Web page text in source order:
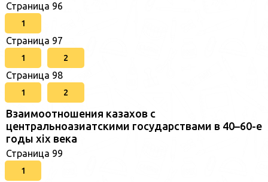
Страница 96
1
Страница 97
1 2
Страница 98
1 2
Взаимоотношения казахов с
центральноазиатскими государствами в 40–60-е
годы xix века
Страница 99
1